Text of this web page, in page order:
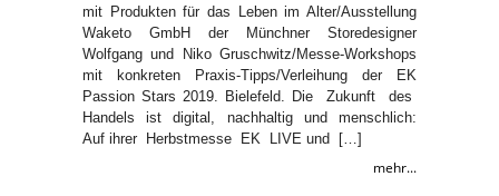
mit Produkten für das Leben im Alter/Ausstellung
Waketo GmbH der Münchner Storedesigner
Wolfgang und Niko Gruschwitz/Messe-Workshops
mit konkreten Praxis-Tipps/Verleihung der EK
Passion Stars 2019. Bielefeld. Die Zukunft des
Handels ist digital, nachhaltig und menschlich:
Auf ihrer Herbstmesse EK LIVE und […]
mehr...